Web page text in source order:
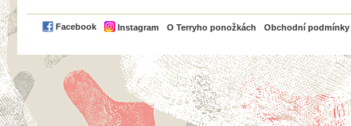
Facebook Instagram O Terryho ponožkách Obchodní podmínky
PayPal